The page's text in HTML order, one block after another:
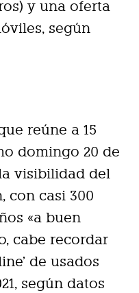
y una oferta
según
reúne a 15
domingo 20 de
visibilidad del
con casi 300
«a buen
cabe recordar
de usados
según datos